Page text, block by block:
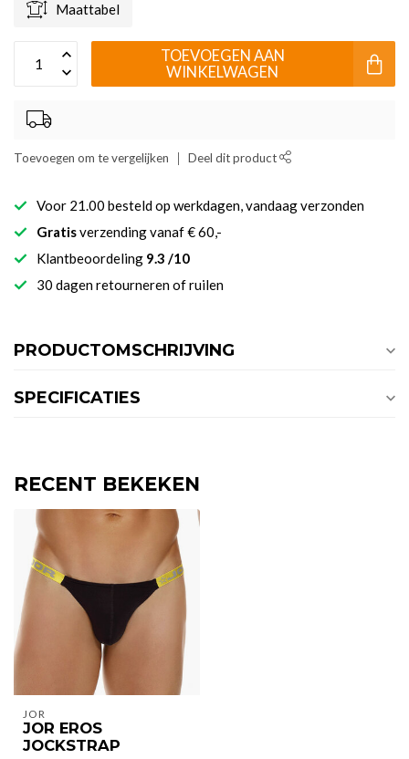
Maattabel
TOEVOEGEN AAN
WINKELWAGEN
Toevoegen om te vergelijken Deel dit product
Voor 21.00 besteld op werkdagen, vandaag verzonden
Gratisverzending vanaf € 60,-
Klantbeoordeling 9.3 /10
30 dagen retourneren of ruilen
PRODUCTOMSCHRIJVING
SPECIFICATIES
RECENT BEKEKEN
JOR
JOR EROS
JOCKSTRAP